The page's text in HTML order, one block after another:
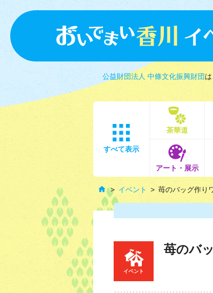
公益財団法人 中條文化振興財団
すべて表示
茶華道
アート・展示
イベント 苺のバッグ作り
イベント
苺のバ